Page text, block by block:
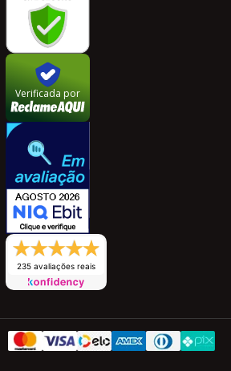
Verificada por
235 avaliações reais